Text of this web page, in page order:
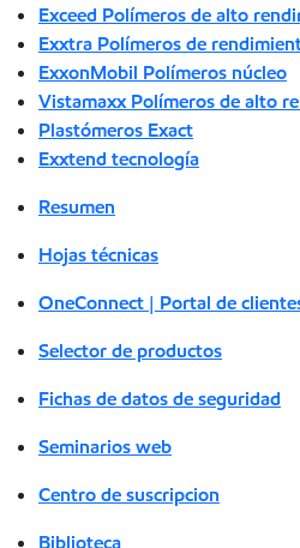
Exceed Polímeros de alto
Exxtra Polímeros de
ExxonMobil Polímeros núcleo
Vistamaxx Polímeros de alto
Plastómeros Exact
Exxtend tecnología
Resumen
Hojas técnicas
OneConnect | Portal de
Selector de productos
Fichas de datos de seguridad
Seminarios web
Centro de suscripcion
Biblioteca